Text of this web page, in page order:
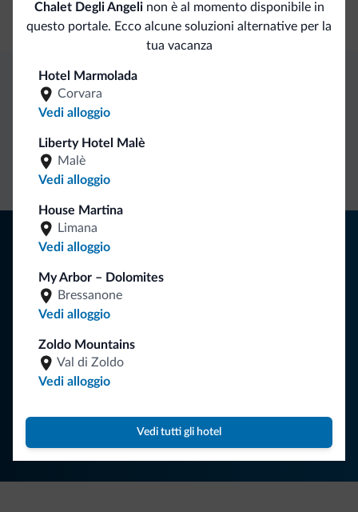
Aria condizionata
Chalet Degli Angelinon è al momento disponibile in
questo portale. Ecco alcune soluzioni alternative per la
tua vacanza
Hotel Marmolada
Corvara
Vedi alloggio
Liberty Hotel Malè
Malè
Vedi alloggio
House Martina
Limana
Vedi alloggio
My Arbor – Dolomites
Bressanone
Vedi alloggio
Zoldo Mountains
Val di Zoldo
Vedi alloggio
Vedi tutti gli hotel
Vantaggi esclusivi Dolomiti.it
Contatto
diretto
Consigli dalle Dolomiti
Riceverai informazioni, offerte esclusive e news per la tua
vacanza nelle Dolomiti.
ISCRIVITI ALLA NEWSLETTER